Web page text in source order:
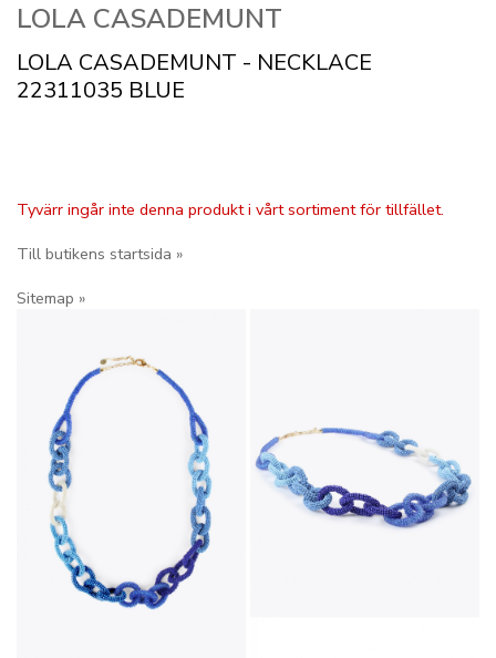
LOLA CASADEMUNT
LOLA CASADEMUNT - NECKLACE
22311035 BLUE
Tyvärr ingår inte denna produkt i vårt sortiment för tillfället.
Till butikens startsida »
Sitemap »